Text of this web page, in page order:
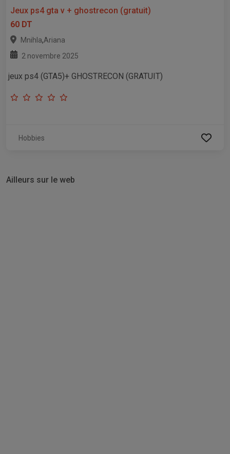
Jeux ps4 gta v + ghostrecon (gratuit)
60 DT
Mnihla,Ariana
2 novembre 2025
jeux ps4 (GTA5)+ GHOSTRECON (GRATUIT)
Hobbies
Ailleurs sur le web